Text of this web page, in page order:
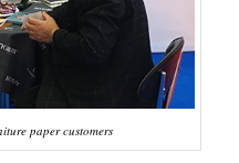
paper customers